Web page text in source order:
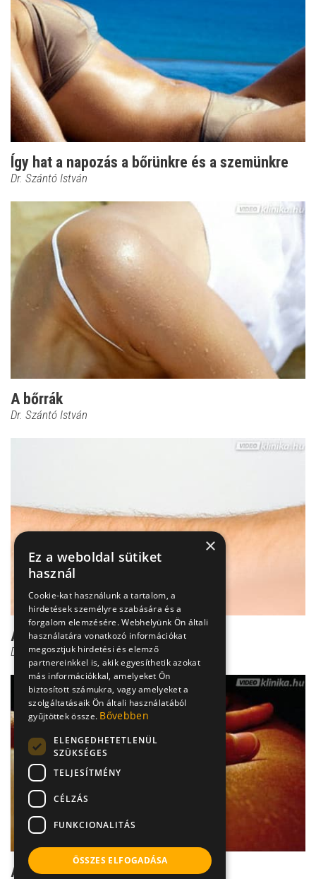
Így hat a napozás a bőrünkre és a szemünkre
Dr. Szántó István
A bőrrák
Dr. Szántó István
A bőrrák kezelése
Dr. Szántó István
A bőrrák diagnózisa
×
Ez a weboldal sütiket
használ
Cookie-kat használunk a tartalom, a
hirdetések személyre szabására és a
forgalom elemzésére. Webhelyünk Ön általi
használatára vonatkozó információkat
megosztjuk hirdetési és elemző
partnereinkkel is, akik egyesíthetik azokat
más információkkal, amelyeket Ön
biztosított számukra, vagy amelyeket a
szolgáltatásaik Ön általi használatából
gyűjtöttek össze. Bővebben
ELENGEDHETETLENÜL
SZÜKSÉGES
TELJESÍTMÉNY
CÉLZÁS
FUNKCIONALITÁS
ÖSSZES ELFOGADÁSA